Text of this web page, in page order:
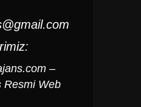
–
Resmi Web